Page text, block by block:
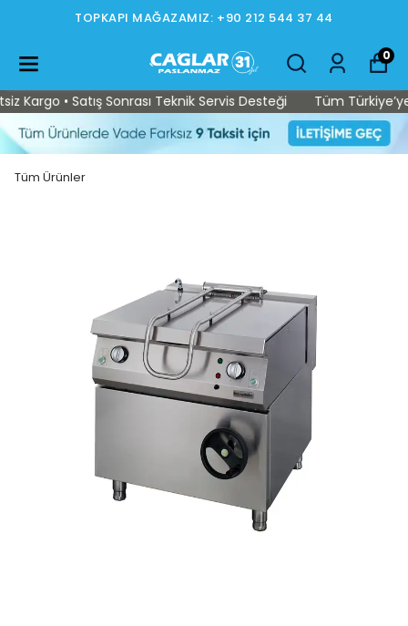
TOPKAPI MAĞAZAMIZ: +90 212 544 37 44
0
• Satış Sonrası Teknik Servis Desteği Tüm Türkiye’ye
Tüm Ürünler